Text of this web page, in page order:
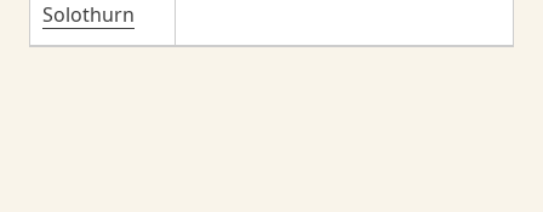
Solothurn